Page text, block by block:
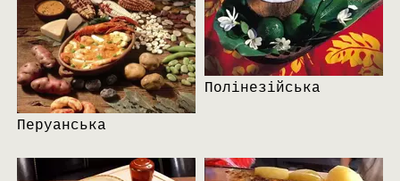
Перуанська
Полінезійська